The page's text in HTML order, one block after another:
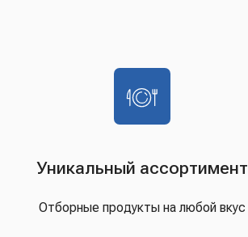
Уникальный ассортимент
Отборные продукты на любой вкус